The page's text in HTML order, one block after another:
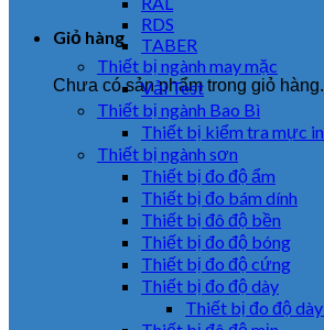
Giỏ hàng
Chưa có sản phẩm trong giỏ hàng.
RDS
TABER
Thiết bị ngành may mặc
Vải Test
Thiết bị ngành Bao Bì
Thiết bị kiểm tra mực in
Thiết bị ngành sơn
Thiết bị đo độ ẩm
Thiết bị đo bám dính
Thiết bị đô độ bền
Thiết bị đo độ bóng
Thiết bị đo độ cứng
Thiết bị đo độ dày
Thiết bị đo độ